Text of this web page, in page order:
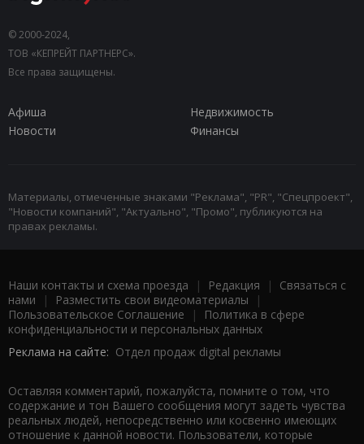
© 2000-2024,
ТОВ «КЕПРЕЙТ ПАРТНЕРС».
Все права защищены.
Афиша
Недвижимость
Новости
Финансы
Материалы, отмеченные знаками "Реклама", "PR", "Спецпроект",
"Новости компаний", "Актуально", "Промо", публикуются на
правах рекламы.
Наши контакты и схема проезда | Редакция | Связаться с
нами | Разместить свои видеоматериалы |
Пользовательское Соглашение |
Политика в сфере
конфиденциальности и персональных данных
Реклама на сайте: Отдел продаж digital рекламы
Оставляя комментарий, пожалуйста, помните о том, что
содержание и тон Вашего сообщения могут задеть чувства
реальных людей, непосредственно или косвенно имеющих
отношение к данной новости. Пользователи, которые